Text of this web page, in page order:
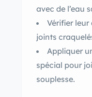
avec de l’eau
Vérifier leur
joints
Appliquer
spécial pour
souplesse.